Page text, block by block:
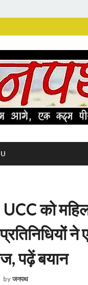
को
ने
पढ़ें बयान
byजनपथ